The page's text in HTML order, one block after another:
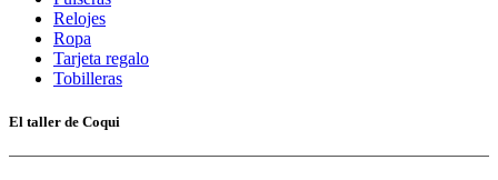
Relojes
Ropa
Tarjeta regalo
Tobilleras
El taller de Coqui